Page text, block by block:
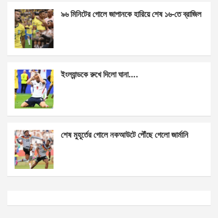
k
p
৯৬ মিনিটের গোলে জাপানকে হারিয়ে শেষ ১৬-তে ব্রাজিল
ইংল্যান্ডকে রুখে দিলো ঘানা….
শেষ মুহূর্তের গোলে নকআউটে পৌঁছে গেলো জার্মানি